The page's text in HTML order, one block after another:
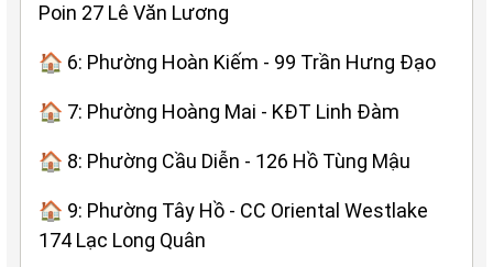
Poin 27 Lê Văn Lương
🏠 6: Phường Hoàn Kiếm - 99 Trần Hưng Đạo
🏠 7: Phường Hoàng Mai - KĐT Linh Đàm
🏠 8: Phường Cầu Diễn - 126 Hồ Tùng Mậu
🏠 9: Phường Tây Hồ - CC Oriental Westlake
174 Lạc Long Quân